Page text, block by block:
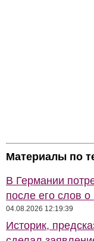
Материалы по
В Германии
после его слов о
04.08.2026 12:19:39
Историк,